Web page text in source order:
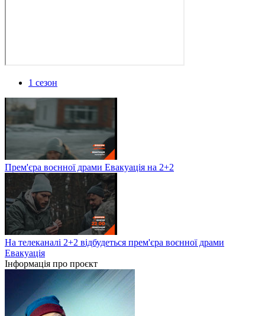
1 сезон
Прем'єра воєнної драми Евакуація на 2+2
На телеканалі 2+2 відбудеться прем'єра воєнної драми
Евакуація
Інформація про проєкт